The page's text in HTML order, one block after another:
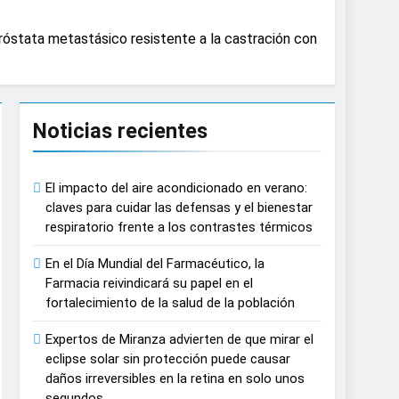
daños irreversibles en la retina en
tratamiento de pacientes con cáncer
proyecciones de películas de los
lactante
playas y otros espacios al aire
estratégica y modernización
muscular del deportista
metastásico resistente a la castración con
Noticias recientes
El impacto del aire acondicionado en verano:
claves para cuidar las defensas y el bienestar
respiratorio frente a los contrastes térmicos
En el Día Mundial del Farmacéutico, la
Farmacia reivindicará su papel en el
fortalecimiento de la salud de la población
Expertos de Miranza advierten de que mirar el
eclipse solar sin protección puede causar
daños irreversibles en la retina en solo unos